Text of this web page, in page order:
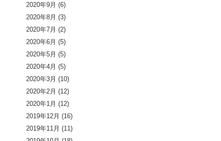
2020年9月 (6)
2020年8月 (3)
2020年7月 (2)
2020年6月 (5)
2020年5月 (5)
2020年4月 (5)
2020年3月 (10)
2020年2月 (12)
2020年1月 (12)
2019年12月 (16)
2019年11月 (11)